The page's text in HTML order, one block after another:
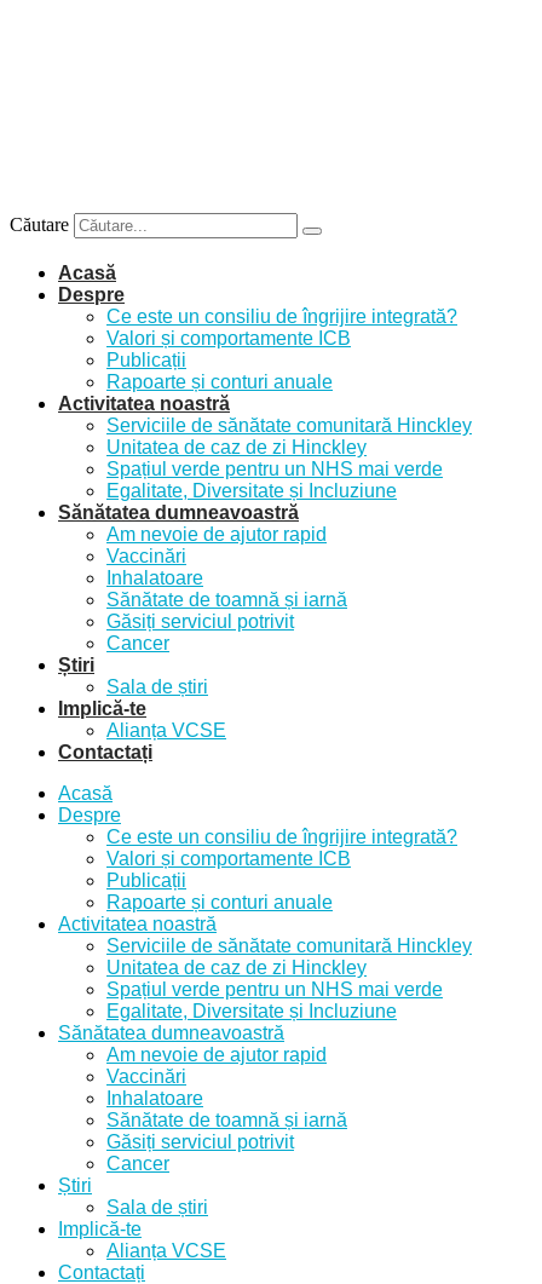
Căutare
Acasă
Despre
Ce este un consiliu de îngrijire integrată?
Valori și comportamente ICB
Publicații
Rapoarte și conturi anuale
Activitatea noastră
Serviciile de sănătate comunitară Hinckley
Unitatea de caz de zi Hinckley
Spațiul verde pentru un NHS mai verde
Egalitate, Diversitate și Incluziune
Sănătatea dumneavoastră
Am nevoie de ajutor rapid
Vaccinări
Inhalatoare
Sănătate de toamnă și iarnă
Găsiți serviciul potrivit
Cancer
Știri
Sala de știri
Implică-te
Alianța VCSE
Contactați
Acasă
Despre
Ce este un consiliu de îngrijire integrată?
Valori și comportamente ICB
Publicații
Rapoarte și conturi anuale
Activitatea noastră
Serviciile de sănătate comunitară Hinckley
Unitatea de caz de zi Hinckley
Spațiul verde pentru un NHS mai verde
Egalitate, Diversitate și Incluziune
Sănătatea dumneavoastră
Am nevoie de ajutor rapid
Vaccinări
Inhalatoare
Sănătate de toamnă și iarnă
Găsiți serviciul potrivit
Cancer
Știri
Sala de știri
Implică-te
Alianța VCSE
Contactați